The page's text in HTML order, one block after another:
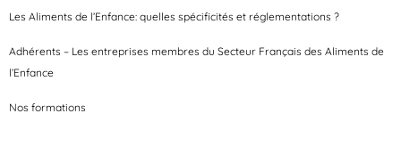
Les Aliments de l’Enfance: quelles spécificités et réglementations ?
Adhérents – Les entreprises membres du Secteur Français des Aliments de
l’Enfance
Nos formations